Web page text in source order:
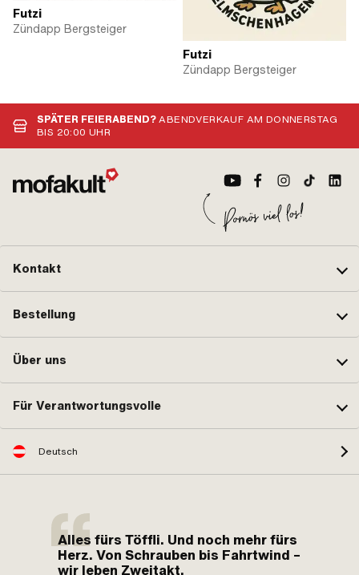
Futzi
Zündapp Bergsteiger
Futzi
Zündapp Bergsteiger
SPÄTER FEIERABEND?ABENDVERKAUF AM DONNERSTAG
BIS 20:00 UHR
Kontakt
Bestellung
Über uns
Für Verantwortungsvolle
Deutsch
Alles fürs Töffli. Und noch mehr fürs
Herz. Von Schrauben bis Fahrtwind –
wir leben Zweitakt.